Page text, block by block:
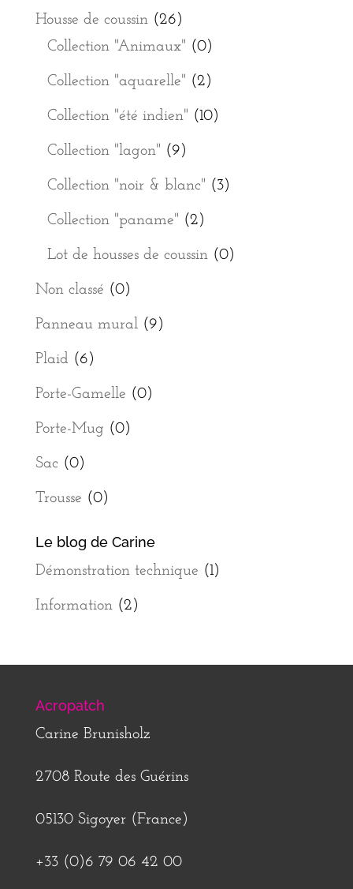
Housse de coussin (26)
Collection "Animaux" (0)
Collection "aquarelle" (2)
Collection "été indien" (10)
Collection "lagon" (9)
Collection "noir & blanc" (3)
Collection "paname" (2)
Lot de housses de coussin (0)
Non classé (0)
Panneau mural (9)
Plaid (6)
Porte-Gamelle (0)
Porte-Mug (0)
Sac (0)
Trousse (0)
Le blog de Carine
Démonstration technique (1)
Information(2)
Acropatch
Carine Brunisholz
2708 Route des Guérins
05130 Sigoyer (France)
+33 (0)6 79 06 42 00